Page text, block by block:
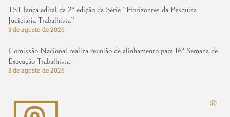
TST lança edital da 2ª edição da Série “Horizontes da Pesquisa
Judiciária Trabalhista”
3 de agosto de 2026
Comissão Nacional realiza reunião de alinhamento para 16ª Semana de
Execução Trabalhista
3 de agosto de 2026